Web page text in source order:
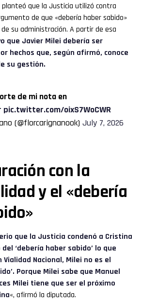
planteó que la Justicia utilizó contra
de que «debería haber sabido»
su administración. A partir de esa
que Javier Milei debería ser
hechos que, según afirmó, conoce
su gestión.
de mi nota en
pic.twitter.com/oixS7WoCWR
(@florcarignanook) July 7, 2026
con la
y el «debería
que la Justicia condenó a Cristina
‘debería haber sabido’ lo que
Nacional, Milei no es el
Porque Milei sabe que Manuel
Milei tiene que ser el próximo
«, afirmó la diputada.